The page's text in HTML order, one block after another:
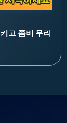
고 좀비 무리